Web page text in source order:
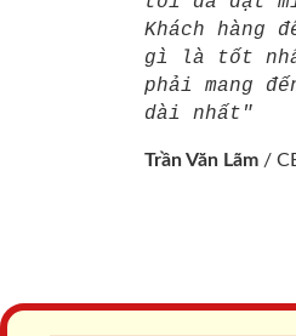
Khách hàng
gì là tốt
phải mang
dài nhất"
Trần Văn Lãm /